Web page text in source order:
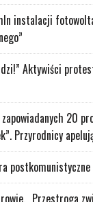
instalacji
Aktywiści
20
Przyrodnicy